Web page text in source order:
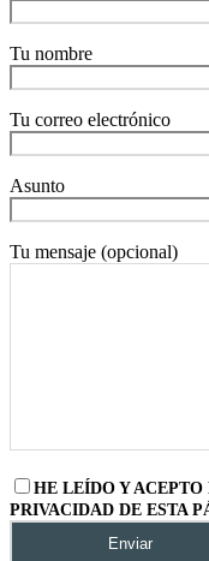
Tu nombre
Tu correo electrónico
Asunto
Tu mensaje (opcional)
HE LEÍDO Y
PRIVACIDAD DE ESTA